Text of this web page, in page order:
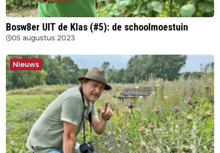
Bosw8er UIT de Klas (#5): de schoolmoestuin
05 augustus 2023
Nieuws